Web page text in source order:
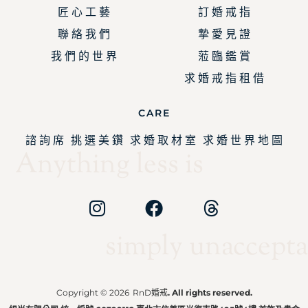
匠 心 工 藝
聯 絡 我 們
我 們 的 世 界
訂 婚 戒 指
摯 愛 見 證
蒞 臨 鑑 賞
求 婚 戒 指 租 借
CARE
諮 詢 席 挑 選 美 鑽 求 婚 取 材 室 求 婚 世 界 地 圖
Copyright © 2026 RnD婚戒. All rights reserved.